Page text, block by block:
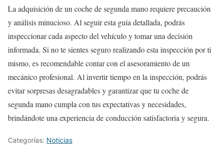
La adquisición de un coche de segunda mano requiere precaución
y análisis minucioso. Al seguir esta guía detallada, podrás
inspeccionar cada aspecto del vehículo y tomar una decisión
informada. Si no te sientes seguro realizando esta inspección por ti
mismo, es recomendable contar con el asesoramiento de un
mecánico profesional. Al invertir tiempo en la inspección, podrás
evitar sorpresas desagradables y garantizar que tu coche de
segunda mano cumpla con tus expectativas y necesidades,
brindándote una experiencia de conducción satisfactoria y segura.
Categorías: Noticias